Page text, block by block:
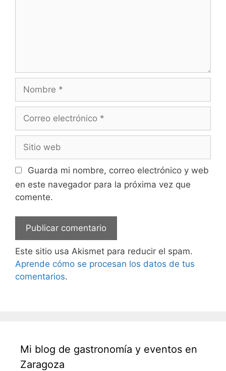
electrónico
web
Guarda mi nombre, correo electrónico y web
en este navegador para la próxima vez que
comente.
Este sitio usa Akismet para reducir el spam.
Aprende cómo se procesan los datos de tus
comentarios.
Mi blog de gastronomía y eventos en
Zaragoza